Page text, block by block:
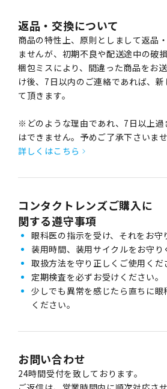
返品・交換について
商品の特性上、原則としまして返品
ませんが、初期不良や配送途中の破
梱包ミスにより、間違った商品をお
け後、7日以内のご連絡であれば、
て頂きます。
※どのような理由であれ、7日以上
はできません。予めご了承下さいませ
詳しくはこちら
コンタクトレンズご購入に
関する遵守事項
眼科医の指示を受け、それをお守
装用時間、装用サイクルをお守り
取扱方法を守り正しくご使用くだ
定期検査を必ずお受けください。
少しでも異常を感じたら直ちに
ください。
お問い合わせ
24時間受付を致しております。